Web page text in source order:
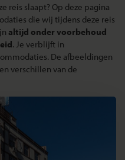
reis slaapt? Op deze pagina
die wij tijdens deze reis
altijd onder voorbehoud
. Je verblijft in
De afbeeldingen
verschillen van de